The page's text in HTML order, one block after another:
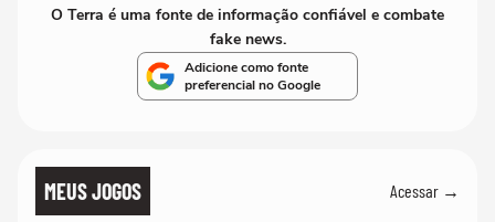
O Terra é uma fonte de informação confiável e combate
fake news.
Adicione como fonte
preferencial no Google
MEUS JOGOS Acessar →